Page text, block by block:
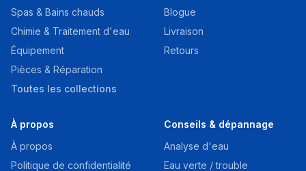
Spas & Bains chauds
Chimie & Traitement d'eau
Équipement
Pièces & Réparation
Toutes les collections
Blogue
Livraison
Retours
À propos
À propos
Politique de confidentialité
Conseils & dépannage
Analyse d'eau
Eau verte / trouble